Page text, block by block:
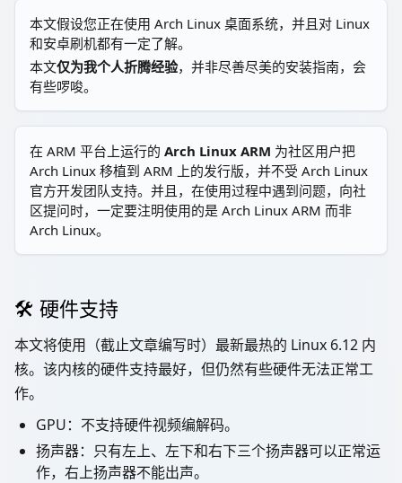
本文假设您正在使用 Arch Linux 桌面系统，并且对 Linux
和安卓刷机都有一定了解。
本文仅为我个人折腾经验，并非尽善尽美的安装指南，会
有些啰唆。
在 ARM 平台上运行的 Arch Linux ARM 为社区用户把
Arch Linux 移植到 ARM 上的发行版，并不受 Arch Linux
官方开发团队支持。并且，在使用过程中遇到问题，向社
区提问时，一定要注明使用的是 Arch Linux ARM 而非
Arch Linux。
🛠️ 硬件支持
本文将使用（截止文章编写时）最新最热的 Linux 6.12 内
核。该内核的硬件支持最好，但仍然有些硬件无法正常工
作。
GPU：不支持硬件视频编解码。
扬声器：只有左上、左下和右下三个扬声器可以正常运
作，右上扬声器不能出声。